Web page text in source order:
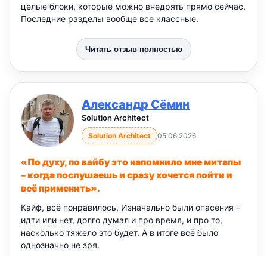
целые блоки, которые можно внедрять прямо сейчас.
Последние разделы вообще все классные.
Читать отзыв полностью
Александр Сёмин
Solution Architect
Solution Architect 05.06.2026
«По духу, по вайбу это напомнило мне митапы
– когда послушаешь и сразу хочется пойти и
всё применить».
Кайф, всё понравилось. Изначально были опасения –
идти или нет, долго думал и про время, и про то,
насколько тяжело это будет. А в итоге всё было
однозначно не зря.